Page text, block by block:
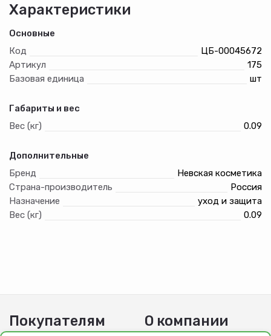
Характеристики
Основные
Код
ЦБ-00045672
Артикул
175
Базовая единица
шт
Габариты и вес
Вес (кг)
0.09
Дополнительные
Бренд
Невская косметика
Страна-производитель
Россия
Назначение
уход и защита
Вес (кг)
0.09
Покупателям О компании